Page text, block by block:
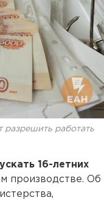
работать
16-летних
производстве. Об